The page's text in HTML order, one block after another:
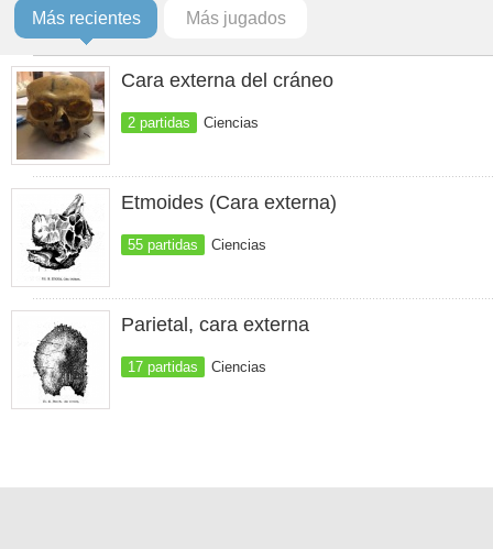
Más recientes Más jugados
Cara externa del cráneo
2 partidas Ciencias
Etmoides (Cara externa)
55 partidas Ciencias
Parietal, cara externa
17 partidas Ciencias